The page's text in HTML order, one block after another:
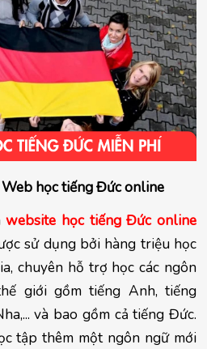
học tiếng Đức online
website học tiếng Đức online
sử dụng bởi hàng triệu học
chuyên hỗ trợ học các ngôn
giới gồm tiếng Anh, tiếng
và bao gồm cả tiếng Đức.
tập thêm một ngôn ngữ mới